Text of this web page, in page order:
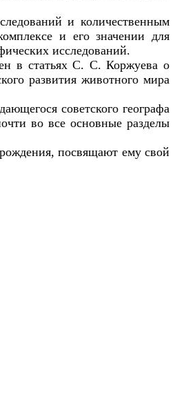
и количественным
и его значении для
исследований.
в статьях С. С. Коржуева о
развития животного мира
советского географа
во все основные разделы
посвящают ему свой